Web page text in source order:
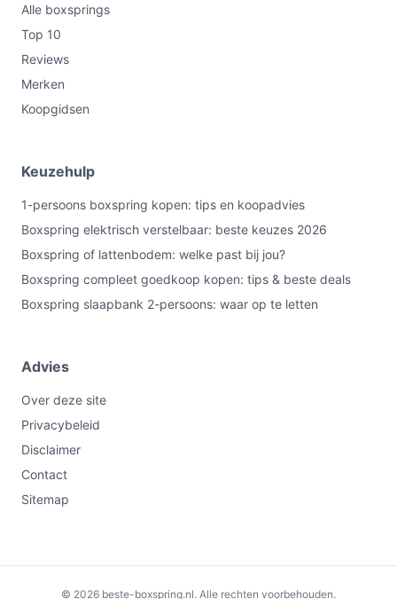
€452,33 Bekijk op bol.com
Alle boxsprings
Top 10
Reviews
Merken
Koopgidsen
Keuzehulp
1-persoons boxspring kopen: tips en koopadvies
Boxspring elektrisch verstelbaar: beste keuzes 2026
Boxspring of lattenbodem: welke past bij jou?
Boxspring compleet goedkoop kopen: tips & beste deals
Boxspring slaapbank 2-persoons: waar op te letten
Advies
Over deze site
Privacybeleid
Disclaimer
Contact
Sitemap
© 2026 beste-boxspring.nl. Alle rechten voorbehouden.